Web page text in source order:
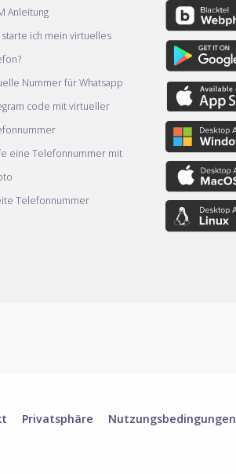
Anleitung
ich mein virtuelles
Nummer für Whatsapp
code mit virtueller
eine Telefonnummer mit
Telefonnummer
Privatsphäre Nutzungsbedingungen